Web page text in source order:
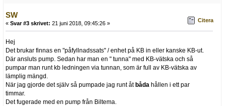
SW
« Svar #3 skrivet: 21 juni 2018, 09:45:26 » Citera
Hej
Det brukar finnas en "påfyllnadssats" / enhet på KB in eller kanske KB-ut.
Där ansluts pump. Sedan har man en " tunna" med KB-vätska och så
pumpar man runt kb ledningen via tunnan, som är full av KB-vätska av
lämplig mängd.
När jag gjorde det själv så pumpade jag runt åtbåda hållen i ett par
timmar.
Det fugerade med en pump från Biltema.